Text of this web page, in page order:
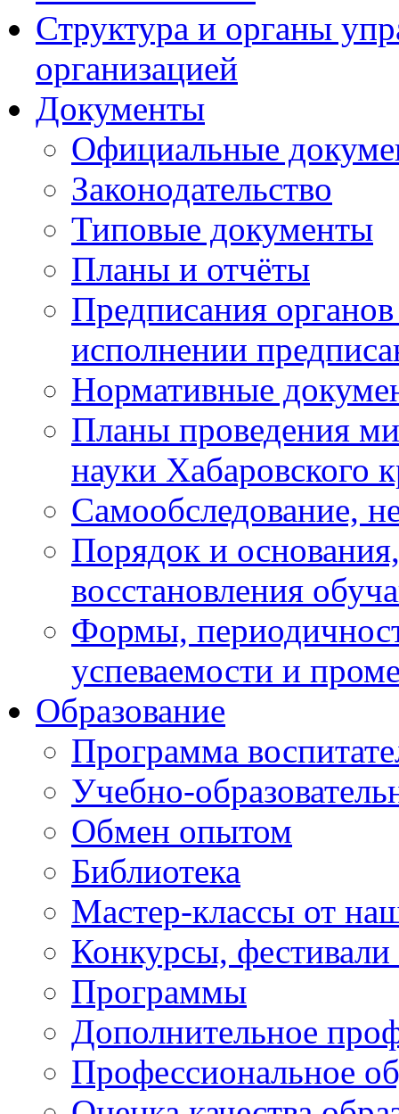
Структура и органы
организацией
Документы
Официальные
Законодательство
Типовые документы
Планы и отчёты
Предписания
исполнении
Нормативные
Планы проведения
науки Хабаровского
Самообследование,
Порядок и
восстановления
Формы,
успеваемости и
Образование
Программа
Учебно-
Обмен опытом
Библиотека
Мастер-классы от
Конкурсы,
Программы
Дополнительное
Профессиональное